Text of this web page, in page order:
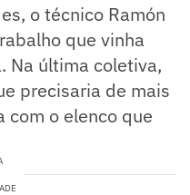
o técnico Ramón
que vinha
Na última coletiva,
precisaria de mais
com o elenco que